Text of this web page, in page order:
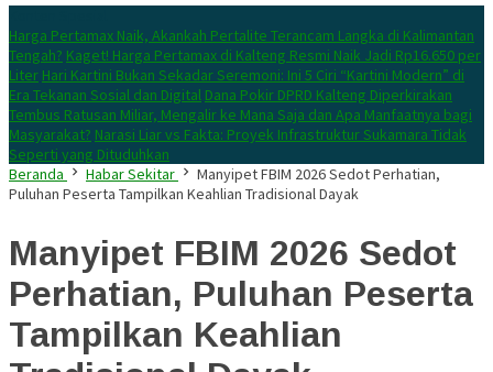
Harga Pertamax Naik, Akankah Pertalite Terancam Langka di Kalimantan
Tengah? Kaget! Harga Pertamax di Kalteng Resmi Naik Jadi Rp16.650 per
Liter Hari Kartini Bukan Sekadar Seremoni: Ini 5 Ciri “Kartini Modern” di
Era Tekanan Sosial dan Digital Dana Pokir DPRD Kalteng Diperkirakan
Tembus Ratusan Miliar, Mengalir ke Mana Saja dan Apa Manfaatnya bagi
Masyarakat? Narasi Liar vs Fakta: Proyek Infrastruktur Sukamara Tidak
Seperti yang Dituduhkan
Beranda
Habar Sekitar
Manyipet FBIM 2026 Sedot Perhatian,
Puluhan Peserta Tampilkan Keahlian Tradisional Dayak
Manyipet FBIM 2026 Sedot
Perhatian, Puluhan Peserta
Tampilkan Keahlian